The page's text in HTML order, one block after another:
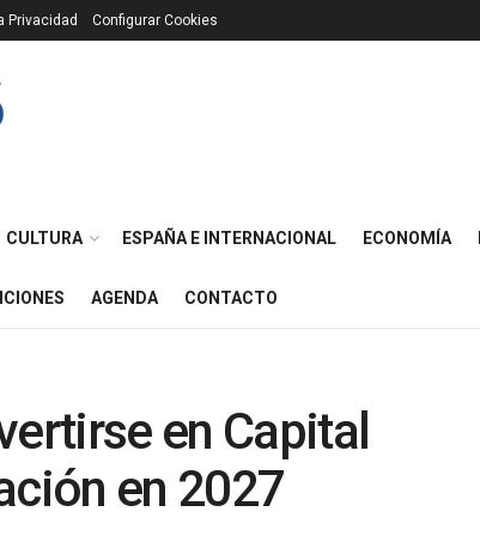
Privacidad Configurar Cookies
CULTURA ESPAÑA E INTERNACIONAL ECONOMÍA
AGENDA CONTACTO
en Capital
en 2027